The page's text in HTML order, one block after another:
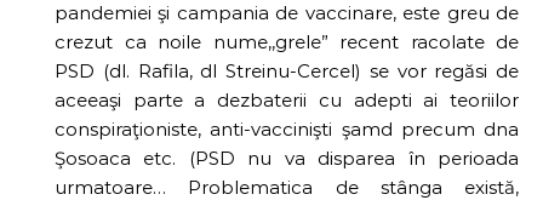
pandemiei şi campania de vaccinare, este greu de
crezut ca noile nume,,grele” recent racolate de
PSD (dl. Rafila, dl Streinu-Cercel) se vor regăsi de
aceeaşi parte a dezbaterii cu adepti ai teoriilor
conspiraţioniste, anti-vaccinişti şamd precum dna
Şosoaca etc. (PSD nu va disparea în perioada
urmatoare… Problematica de stânga există,